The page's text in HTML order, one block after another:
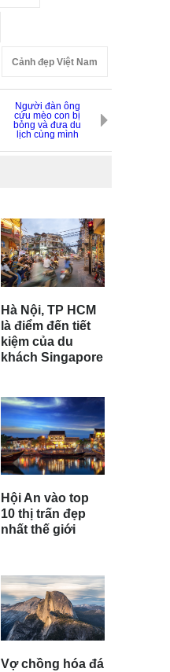
Cảnh đẹp Việt Nam
Người đàn ông
cứu mèo con bị
bỏng và đưa du
lịch cùng mình
Hà Nội, TP HCM
là điểm đến tiết
kiệm của du
khách Singapore
Hội An vào top
10 thị trấn đẹp
nhất thế giới
Vợ chồng hóa đá